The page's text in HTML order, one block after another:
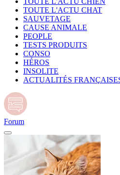
TOUTE L'ACTU CHAT
SAUVETAGE
CAUSE ANIMALE
PEOPLE
TESTS PRODUITS
CONSO
HÉROS
INSOLITE
ACTUALITÉS
Forum